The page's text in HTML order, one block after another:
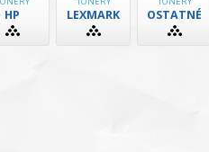
HP LEXMARK OSTATNÉ